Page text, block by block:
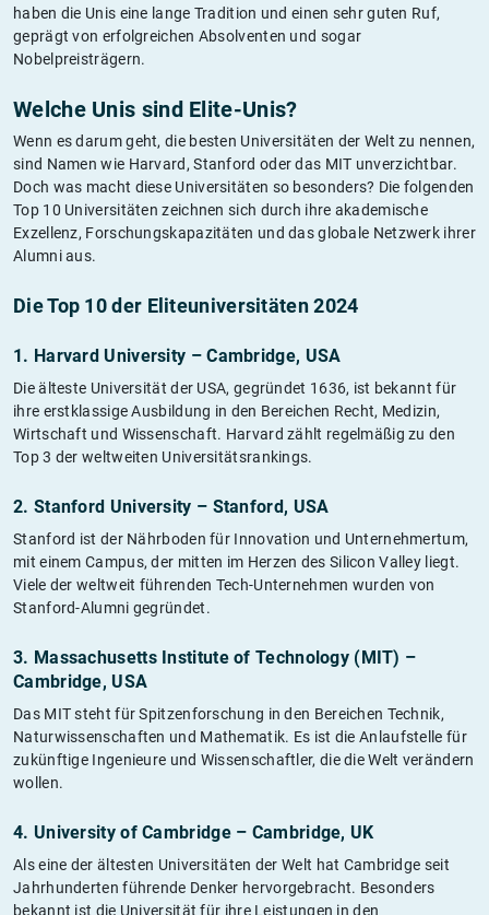
haben die Unis eine lange Tradition und einen sehr guten Ruf,
geprägt von erfolgreichen Absolventen und sogar
Nobelpreisträgern.
Welche Unis sind Elite-Unis?
Wenn es darum geht, die besten Universitäten der Welt zu nennen,
sind Namen wie Harvard, Stanford oder das MIT unverzichtbar.
Doch was macht diese Universitäten so besonders? Die folgenden
Top 10 Universitäten zeichnen sich durch ihre akademische
Exzellenz, Forschungskapazitäten und das globale Netzwerk ihrer
Alumni aus.
Die Top 10 der Eliteuniversitäten 2024
1. Harvard University – Cambridge, USA
Die älteste Universität der USA, gegründet 1636, ist bekannt für
ihre erstklassige Ausbildung in den Bereichen Recht, Medizin,
Wirtschaft und Wissenschaft. Harvard zählt regelmäßig zu den
Top 3 der weltweiten Universitätsrankings.
2. Stanford University – Stanford, USA
Stanford ist der Nährboden für Innovation und Unternehmertum,
mit einem Campus, der mitten im Herzen des Silicon Valley liegt.
Viele der weltweit führenden Tech-Unternehmen wurden von
Stanford-Alumni gegründet.
3. Massachusetts Institute of Technology (MIT) –
Cambridge, USA
Das MIT steht für Spitzenforschung in den Bereichen Technik,
Naturwissenschaften und Mathematik. Es ist die Anlaufstelle für
zukünftige Ingenieure und Wissenschaftler, die die Welt verändern
wollen.
4. University of Cambridge – Cambridge, UK
Als eine der ältesten Universitäten der Welt hat Cambridge seit
Jahrhunderten führende Denker hervorgebracht. Besonders
bekannt ist die Universität für ihre Leistungen in den